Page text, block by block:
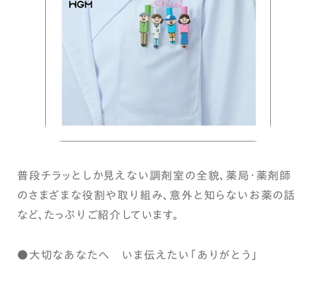
普段チラッとしか見えない調剤室の全貌、薬局・薬剤師
のさまざまな役割や取り組み、意外と知らないお薬の話
など、たっぷりご紹介しています。
●大切なあなたへ いま伝えたい「ありがとう」